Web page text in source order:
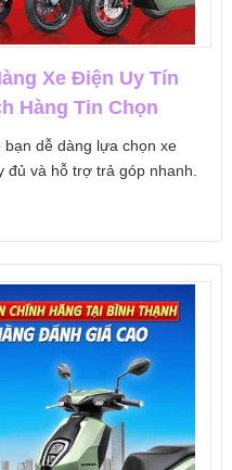
Xe Điện Uy Tín
Hàng Tin Chọn
dễ dàng lựa chọn xe
và hỗ trợ trả góp nhanh.